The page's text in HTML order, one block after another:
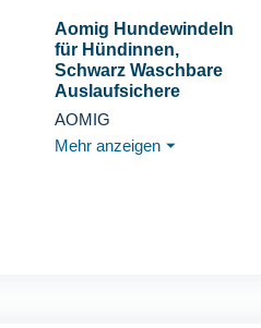
Aomig Hundewindeln
für Hündinnen,
Schwarz Waschbare
Auslaufsichere
Läufigkeitshose für
Wiederverwendbare
AOMIG
Mehr anzeigen ⏷